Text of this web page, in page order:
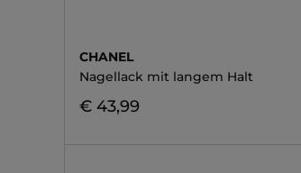
CHANEL
Nagellack mit langem Halt
€ 43,99